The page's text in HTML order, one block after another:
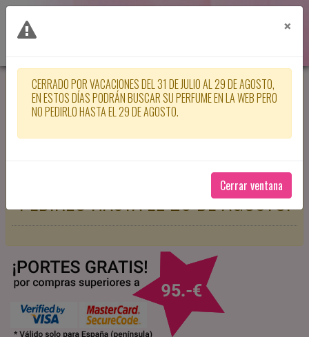
CERRADO POR VACACIONES DEL 31
DE JULIO AL 29 DE AGOSTO, EN
ESTOS DÍAS PODRÁN BUSCAR SU
PERFUME EN LA WEB PERO NO
PEDIRLO HASTA EL 29 DE AGOSTO.
×
CERRADO POR VACACIONES DEL 31 DE JULIO AL 29 DE AGOSTO,
EN ESTOS DÍAS PODRÁN BUSCAR SU PERFUME EN LA WEB PERO
NO PEDIRLO HASTA EL 29 DE AGOSTO.
Cerrar ventana